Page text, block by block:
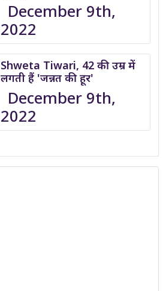
December 9th,
2022
Shweta Tiwari, 42 की उम्र में
लगती हैं 'जन्नत की हूर'
December 9th,
2022